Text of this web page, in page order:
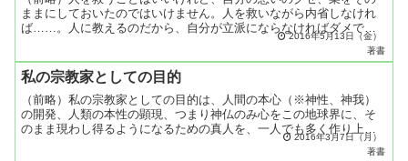
ままにしておいたのではいけません。人を救いながら内省しなけれ
ば……。人に教えるのだから、自分が立派にならなければダメでし
ょ。常に内省して、神とひとつになってゆくことが大事です。こ
2016年5月13日（金）
著書
私の宗教家としての目的
（前略）私の宗教家としての目的は、人間の本心（※神性、神我）
の開発、人類の本性の顕現、つまり神仏のみ心をこの地球界に、そ
のまま現わし得るようになるための真人を、一人でも多く作り上げ
ることにあるのです。（後略）五井昌久著『白光誌１９６０年４
2016年3月7日（月）
著書